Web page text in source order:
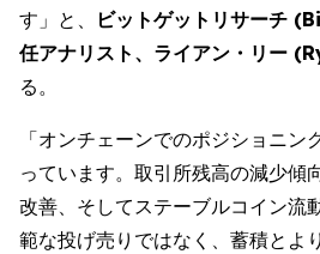
す」と、
ビットゲットリサーチ
任アナリスト、ライアン・リー
る。
「オンチェーンでのポジショニン
っています。取引所残高の減少傾
改善、そしてステーブルコイン流
範な投げ売りではなく、蓄積とよ